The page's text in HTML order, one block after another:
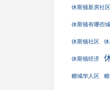
休斯顿新房社区
休斯顿有哪些
休斯顿社区
休斯顿经济
糖城华人区